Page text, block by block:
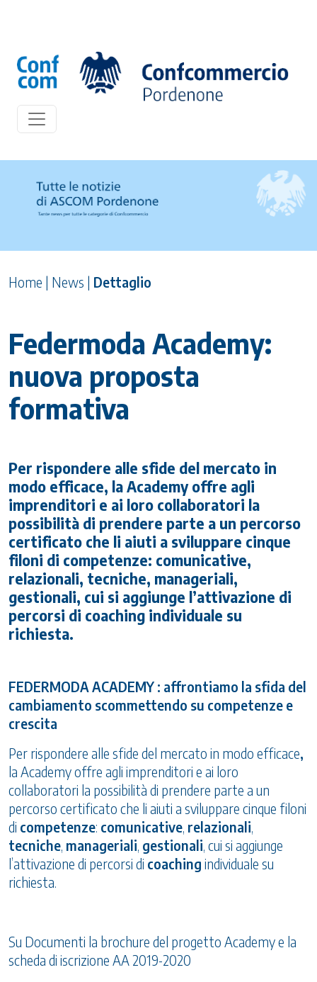
Home | News | Dettaglio
Federmoda Academy:
nuova proposta
formativa
Per rispondere alle sfide del mercato in
modo efficace, la Academy offre agli
imprenditori e ai loro collaboratori la
possibilità di prendere parte a un percorso
certificato che li aiuti a sviluppare cinque
filoni di competenze: comunicative,
relazionali, tecniche, manageriali,
gestionali, cui si aggiunge l’attivazione di
percorsi di coaching individuale su
richiesta.
FEDERMODA ACADEMY : affrontiamo la sfida del
cambiamento scommettendo su competenze e
crescita
Per rispondere alle sfide del mercato in modo efficace,
la Academy offre agli imprenditori e ai loro
collaboratori la possibilità di prendere parte a un
percorso certificato che li aiuti a sviluppare cinque filoni
di competenze: comunicative, relazionali,
tecniche, manageriali, gestionali, cui si aggiunge
l’attivazione di percorsi di coaching individuale su
richiesta.
Su Documenti la brochure del progetto Academy e la
scheda di iscrizione AA 2019-2020